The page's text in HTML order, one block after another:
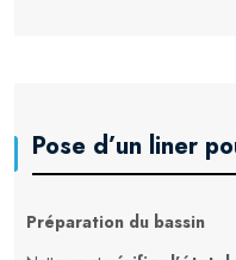
Pose d’un liner
Préparation du bassin